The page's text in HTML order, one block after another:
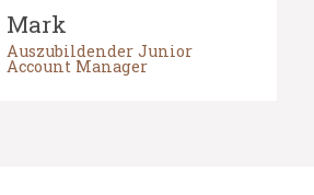
Mark
Auszubildender Junior
Account Manager